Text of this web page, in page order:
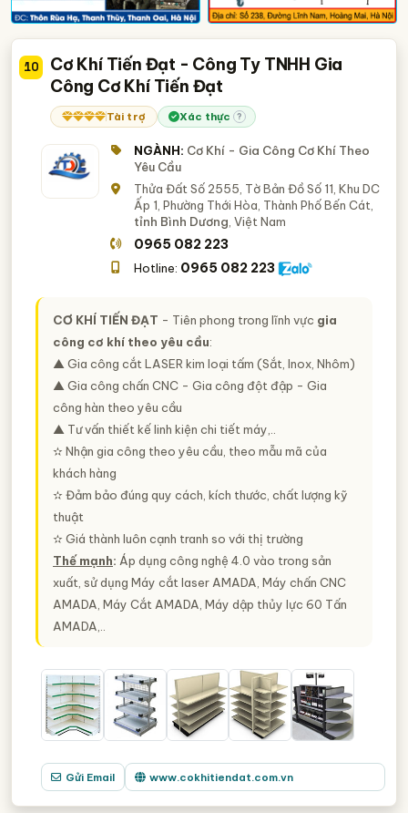
10
Cơ Khí Tiến Đạt - Công Ty TNHH Gia
Công Cơ Khí Tiến Đạt
Tài trợ Xác thực ?
NGÀNH: Cơ Khí - Gia Công Cơ Khí Theo
Yêu Cầu
Thửa Đất Số 2555, Tờ Bản Đồ Số 11, Khu DC
Ấp 1, Phường Thới Hòa, Thành Phố Bến Cát,
tỉnh Bình Dương , Việt Nam
0965 082 223
Hotline: 0965 082 223
CƠ KHÍ TIẾN ĐẠT - Tiên phong trong lĩnh vực gia
công cơ khí theo yêu cầu:
▲ Gia công cắt LASER kim loại tấm (Sắt, Inox, Nhôm)
▲ Gia công chấn CNC - Gia công đột đập - Gia
công hàn theo yêu cầu
▲ Tư vấn thiết kế linh kiện chi tiết máy,..
✫ Nhận gia công theo yêu cầu, theo mẫu mã của
khách hàng
✫ Đảm bảo đúng quy cách, kích thước, chất lượng kỹ
thuật
✫ Giá thành luôn cạnh tranh so với thị trường
Thế mạnh: Áp dụng công nghệ 4.0 vào trong sản
xuất, sử dụng Máy cắt laser AMADA, Máy chấn CNC
AMADA, Máy Cắt AMADA, Máy dập thủy lực 60 Tấn
AMADA,..
Gửi Email www.cokhitiendat.com.vn